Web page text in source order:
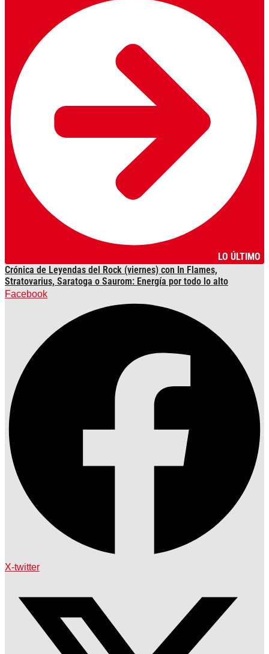
LO ÚLTIMO
Crónica de Leyendas del Rock (viernes) con In Flames,
Stratovarius, Saratoga o Saurom: Energía por todo lo alto
Facebook
X-twitter